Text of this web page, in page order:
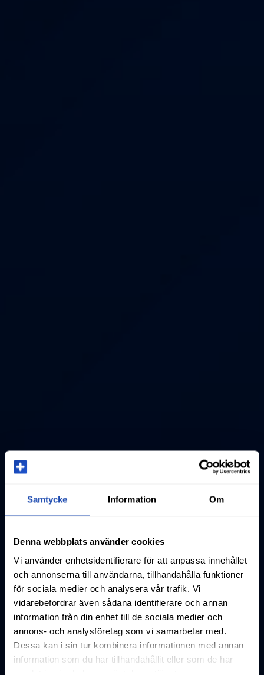
Samtycke Information Om
Denna webbplats använder cookies
Vi använder enhetsidentifierare för att anpassa innehållet
och annonserna till användarna, tillhandahålla funktioner
för sociala medier och analysera vår trafik. Vi
vidarebefordrar även sådana identifierare och annan
information från din enhet till de sociala medier och
annons- och analysföretag som vi samarbetar med.
Dessa kan i sin tur kombinera informationen med annan
information som du har tillhandahållit eller som de har